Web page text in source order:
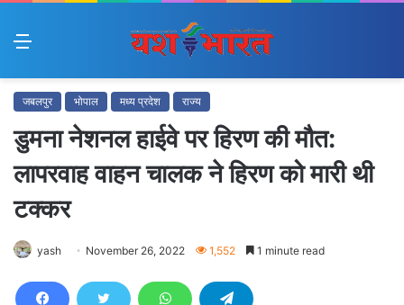
Menu
जबलपुर भोपाल मध्य प्रदेश राज्य
डुमना नेशनल हाईवे पर हिरण की मौत:
लापरवाह वाहन चालक ने हिरण को मारी थी
टक्कर
yash November 26, 2022 1,552 1 minute read